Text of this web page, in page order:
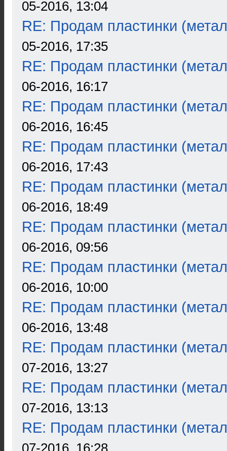
05-2016, 13:04
RE: Продам пластинки
05-2016, 17:35
RE: Продам пластинки
06-2016, 16:17
RE: Продам пластинки
06-2016, 16:45
RE: Продам пластинки
06-2016, 17:43
RE: Продам пластинки
06-2016, 18:49
RE: Продам пластинки
06-2016, 09:56
RE: Продам пластинки
06-2016, 10:00
RE: Продам пластинки
06-2016, 13:48
RE: Продам пластинки
07-2016, 13:27
RE: Продам пластинки
07-2016, 13:13
RE: Продам пластинки
07-2016, 16:28